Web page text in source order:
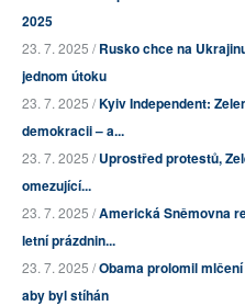
2025
23. 7. 2025 /Rusko chce na
jednom útoku
23. 7. 2025 /Kyiv Independent:
demokracii – a...
23. 7. 2025 /Uprostřed protestů,
omezující...
23. 7. 2025 /Americká Sněmovna
letní prázdnin...
23. 7. 2025 /Obama prolomil
aby byl stíhán